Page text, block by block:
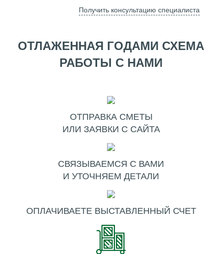
Получить консультацию специалиста
ОТЛАЖЕННАЯ ГОДАМИ СХЕМА
РАБОТЫ С НАМИ
ОТПРАВКА СМЕТЫ
ИЛИ ЗАЯВКИ С САЙТА
СВЯЗЫВАЕМСЯ С ВАМИ
И УТОЧНЯЕМ ДЕТАЛИ
ОПЛАЧИВАЕТЕ ВЫСТАВЛЕННЫЙ СЧЕТ